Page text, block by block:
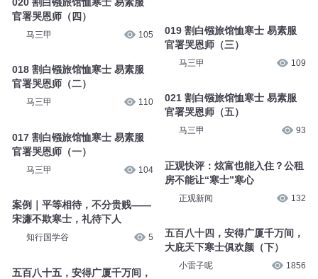
官署哭恩师（四）
马三甲 105
018 割白镪旅馆恤寒士 易素服
官署哭恩师（二）
马三甲 110
017 割白镪旅馆恤寒士 易素服
官署哭恩师（一）
马三甲 104
案例｜平等相待，不分贵贱——
宋濂不欺寒士，礼待下人
知行国学谷 5
五百八十五，安得广厦千万间，
019 割白镪旅馆恤寒士 易素服
官署哭恩师（三）
马三甲 109
021 割白镪旅馆恤寒士 易素服
官署哭恩师（五）
马三甲 93
正观快评：炫富也能入住？公租
房不能让“寒士”寒心
正观新闻 132
五百八十四，安得广厦千万间，
大庇天下寒士俱欢颜（下）
小雷子呢 1856